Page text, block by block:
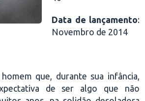
Data de lançamento:
Novembro de 2014
que, durante sua infância,
de ser algo que não